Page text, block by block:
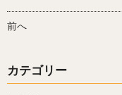
前へ
カテゴリー